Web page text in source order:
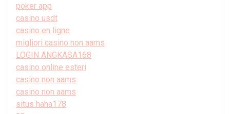
poker app
casino usdt
casino en ligne
migliori casino non aams
LOGIN ANGKASA168
casino online esteri
casino non aams
casino non aams
situs haha178